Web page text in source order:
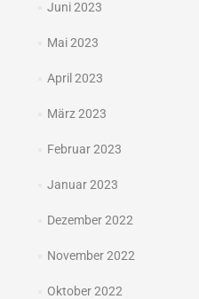
Juni 2023
Mai 2023
April 2023
März 2023
Februar 2023
Januar 2023
Dezember 2022
November 2022
Oktober 2022